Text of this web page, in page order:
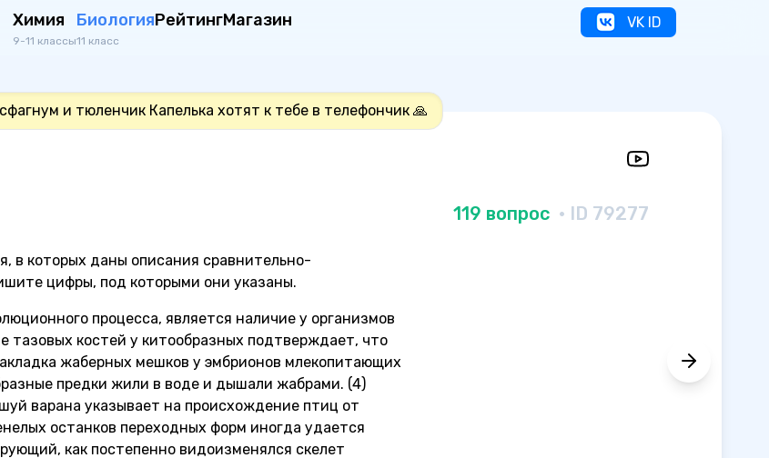
Химия
9-11 классы
Биология
11 класс
РейтингМагазин VK ID
и тюленчик Капелька хотят к тебе в телефончик 🙏
119 вопрос · ID 79277
в которых даны описания сравнительно-
цифры, под которыми они указаны.
процесса, является наличие у организмов
тазовых костей у китообразных подтверждает, что
жаберных мешков у эмбрионов млекопитающих
предки жили в воде и дышали жабрами. (4)
варана указывает на происхождение птиц от
останков переходных форм иногда удается
как постепенно видоизменялся скелет